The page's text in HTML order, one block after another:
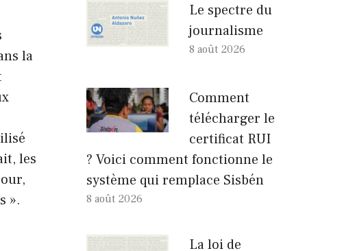
la
les
».
Le spectre du
journalisme
8 août 2026
Comment
télécharger le
certificat RUI
? Voici comment fonctionne le
système qui remplace Sisbén
8 août 2026
La loi de